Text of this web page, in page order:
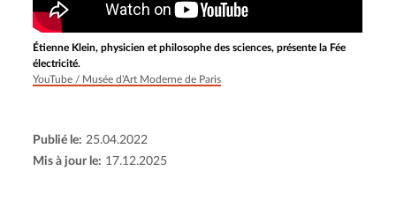
Étienne Klein, physicien et philosophe des sciences, présente la Fée
électricité.
YouTube / Musée d'Art Moderne de Paris
Publié le: 25.04.2022
Mis à jour le: 17.12.2025